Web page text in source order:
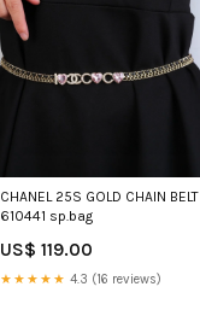
CHANEL 25S GOLD CHAIN BELT
610441 sp.bag
US$ 119.00
★★★★★ 4.3 (16 reviews)